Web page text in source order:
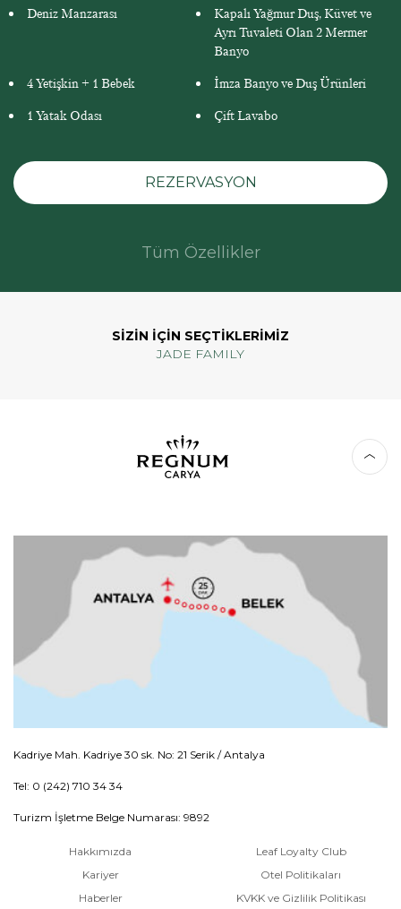
Deniz Manzarası
Kapalı Yağmur Duş, Küvet ve
Ayrı Tuvaleti Olan 2 Mermer
Banyo
4 Yetişkin + 1 Bebek
İmza Banyo ve Duş Ürünleri
1 Yatak Odası
Çift Lavabo
REZERVASYON
Tüm Özellikler
SİZİN İÇİN SEÇTİKLERİMİZ
JADE FAMILY
Kadriye Mah. Kadriye 30 sk. No: 21 Serik / Antalya
Tel: 0 (242) 710 34 34
Turizm İşletme Belge Numarası: 9892
Hakkımızda
Kariyer
Haberler
Leaf Loyalty Club
Otel Politikaları
KVKK ve Gizlilik Politikası